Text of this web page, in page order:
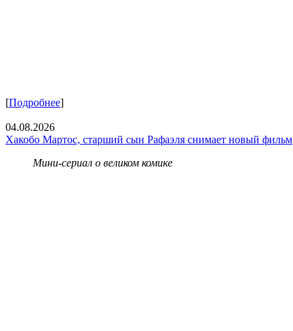
[Подробнее]
04.08.2026
Хакобо Мартос, старший сын Рафаэля снимает новый фильм
Мини-сериал о великом комике